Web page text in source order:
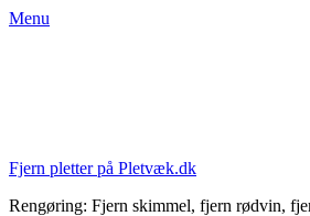
Menu
Fjern pletter på Pletvæk.dk
Rengøring: Fjern skimmel, fjern rødvin,